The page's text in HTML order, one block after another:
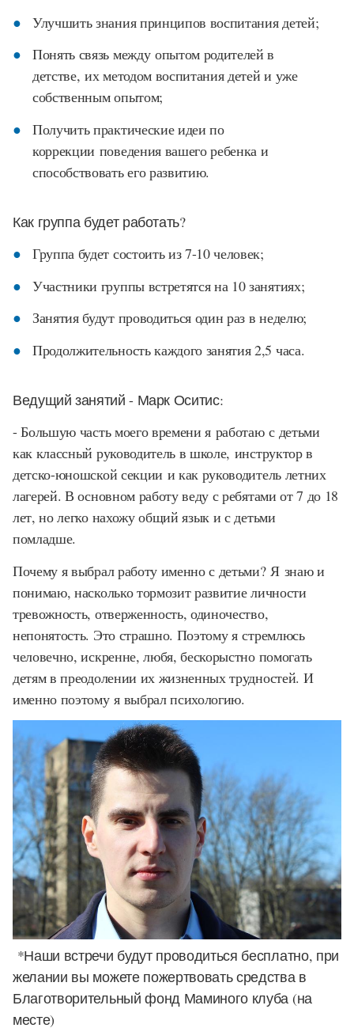
Улучшить знания принципов воспитания детей;
Понять связь между опытом родителей в
детстве, их методом воспитания детей и уже
собственным опытом;
Получить практические идеи по
коррекции поведения вашего ребенка и
способствовать его развитию.
Как группа будет работать?
Группа будет состоить из 7-10 человек;
Участники группы встретятся на 10 занятиях;
Занятия будут проводиться один раз в неделю;
Продолжительность каждого занятия 2,5 часа.
Ведущий занятий - Марк Оситис:
- Большую часть моего времени я работаю с детьми
как классный руководитель в школе, инструктор в
детско-юношской секции и как руководитель летних
лагерей. В основном работу веду с ребятами от 7 до 18
лет, но легко нахожу общий язык и с детьми
помладше.
Почему я выбрал работу именно с детьми? Я знаю и
понимаю, насколько тормозит развитие личности
тревожность, отверженность, одиночество,
непонятость. Это страшно. Поэтому я стремлюсь
человечно, искренне, любя, бескорыстно помогать
детям в преодолении их жизненных трудностей. И
именно поэтому я выбрал психологию.
*Наши встречи будут проводиться бесплатно, при
желании вы можете пожертвовать средства в
Благотворительный фонд Маминого клуба (на
месте)